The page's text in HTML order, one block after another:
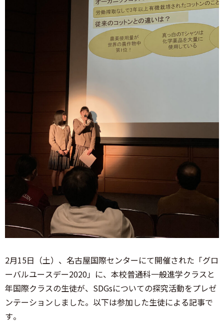
2月15日（土）、名古屋国際センターにて開催された「グロ
ーバルユースデー2020」に、本校普通科一般進学クラスと
年国際クラスの生徒が、SDGsについての探究活動をプレゼ
ンテーションしました。以下は参加した生徒による記事で
す。